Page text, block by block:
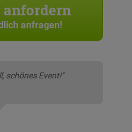
anfordern
anfragen!
schönes Event!"